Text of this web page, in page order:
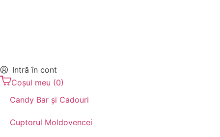
Intră în cont
Coșul meu (0)
Candy Bar și Cadouri
Cuptorul Moldovencei